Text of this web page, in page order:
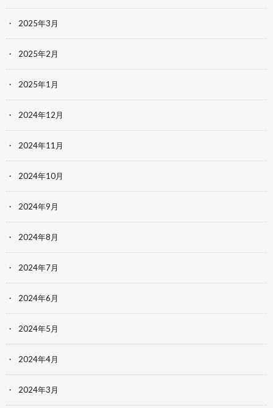
2025年3月
2025年2月
2025年1月
2024年12月
2024年11月
2024年10月
2024年9月
2024年8月
2024年7月
2024年6月
2024年5月
2024年4月
2024年3月